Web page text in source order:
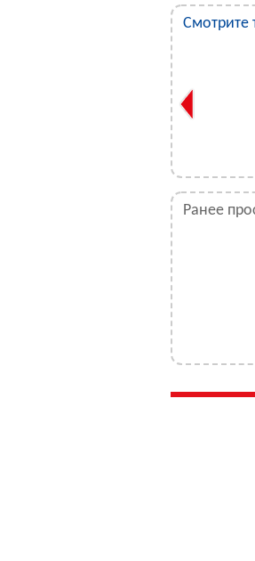
Смотрите
Ранее